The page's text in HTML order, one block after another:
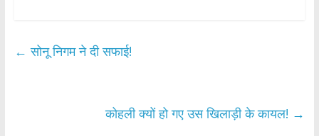
b er s
p
← सोनू निगम ने दी सफाई!
कोहली क्यों हो गए उस खिलाड़ी के कायल! →